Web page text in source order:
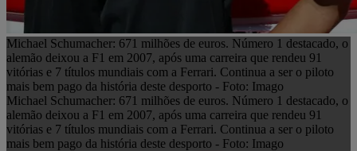
Michael Schumacher: 671 milhões de euros. Número 1 destacado, o
alemão deixou a F1 em 2007, após uma carreira que rendeu 91
vitórias e 7 títulos mundiais com a Ferrari. Continua a ser o piloto
mais bem pago da história deste desporto - Foto: Imago
Michael Schumacher: 671 milhões de euros. Número 1 destacado, o
alemão deixou a F1 em 2007, após uma carreira que rendeu 91
vitórias e 7 títulos mundiais com a Ferrari. Continua a ser o piloto
mais bem pago da história deste desporto - Foto: Imago